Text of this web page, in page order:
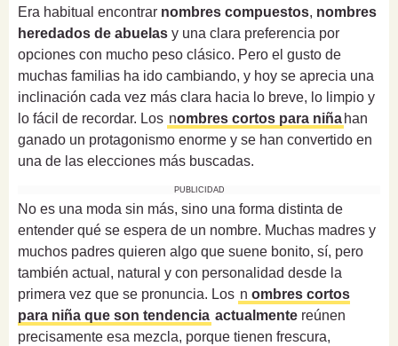
Era habitual encontrar nombres compuestos, nombres
heredados de abuelas y una clara preferencia por
opciones con mucho peso clásico. Pero el gusto de
muchas familias ha ido cambiando, y hoy se aprecia una
inclinación cada vez más clara hacia lo breve, lo limpio y
lo fácil de recordar. Los nombres cortos para niña han
ganado un protagonismo enorme y se han convertido en
una de las elecciones más buscadas.
PUBLICIDAD
No es una moda sin más, sino una forma distinta de
entender qué se espera de un nombre. Muchas madres y
muchos padres quieren algo que suene bonito, sí, pero
también actual, natural y con personalidad desde la
primera vez que se pronuncia. Los n ombres cortos
para niña que son tendencia actualmente reúnen
precisamente esa mezcla, porque tienen frescura,